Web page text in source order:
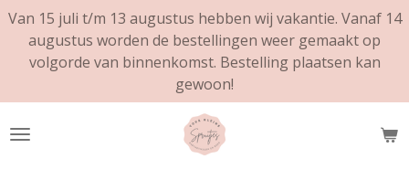
Ga
direct
naar
hoofdinhoud
Van 15 juli t/m 13 augustus hebben wij vakantie. Vanaf 14
augustus worden de bestellingen weer gemaakt op
volgorde van binnenkomst. Bestelling plaatsen kan
gewoon!